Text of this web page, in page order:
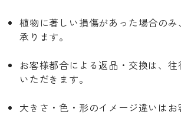
植物に著しい損傷があった場合のみ
承ります。
お客様都合による返品・交換は、
いただきます。
大きさ・色・形のイメージ違いはお